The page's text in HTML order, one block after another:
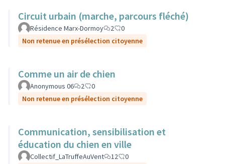
Circuit urbain (marche, parcours fléché)
Résidence Marx-Dormoy 2
0
Non retenue en présélection citoyenne
Comme un air de chien
Anonymous 06 2
0
Non retenue en présélection citoyenne
Communication, sensibilisation et
éducation du chien en ville
Collectif_LaTruffeAuVent 12
0